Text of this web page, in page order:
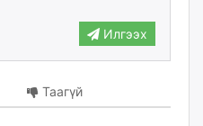
Илгээх
Таагүй